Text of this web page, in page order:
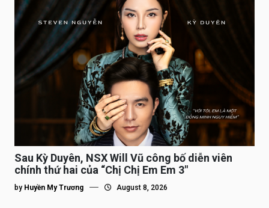
Sau Kỳ Duyên, NSX Will Vũ công bố diễn viên
chính thứ hai của “Chị Chị Em Em 3″
by Huyền My Trương August 8, 2026